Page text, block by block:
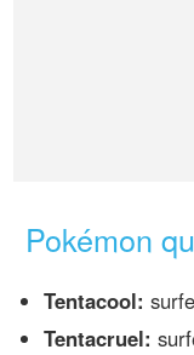
Pokémon
Tentacool:
Tentacruel: